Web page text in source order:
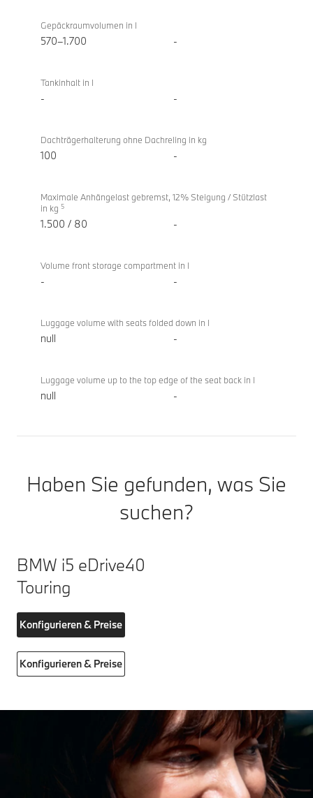
Gepäckraumvolumen in l
570–1.700 -
Tankinhalt in l
- -
Dachträgerhalterung ohne Dachreling in kg
100 -
Maximale Anhängelast gebremst, 12% Steigung / Stützlast
in kg 5
1.500 / 80 -
Volume front storage compartment in l
- -
Luggage volume with seats folded down in l
null -
Luggage volume up to the top edge of the seat back in l
null -
Haben Sie gefunden, was Sie
suchen?
BMW i5 eDrive40
Touring
Konfigurieren & Preise
Konfigurieren & Preise